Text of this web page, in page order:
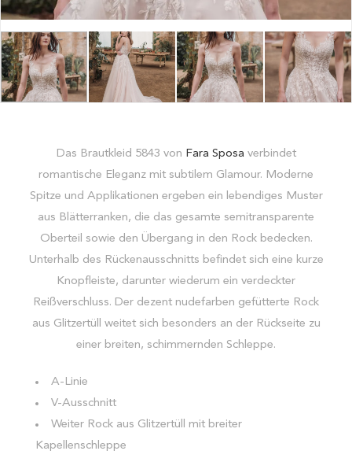
Das Brautkleid 5843 von Fara Sposa verbindet
romantische Eleganz mit subtilem Glamour. Moderne
Spitze und Applikationen ergeben ein lebendiges Muster
aus Blätterranken, die das gesamte semitransparente
Oberteil sowie den Übergang in den Rock bedecken.
Unterhalb des Rückenausschnitts befindet sich eine kurze
Knopfleiste, darunter wiederum ein verdeckter
Reißverschluss. Der dezent nudefarben gefütterte Rock
aus Glitzertüll weitet sich besonders an der Rückseite zu
einer breiten, schimmernden Schleppe.
A-Linie
V-Ausschnitt
Weiter Rock aus Glitzertüll mit breiter
Kapellenschleppe